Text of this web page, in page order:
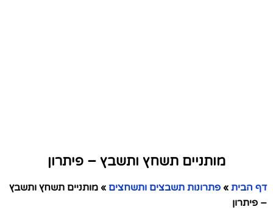
מותניים תשחץ ותשבץ – פיתרון
דף הבית » פתרונות תשבצים ותשחצים » מותניים תשחץ ותשבץ
– פיתרון